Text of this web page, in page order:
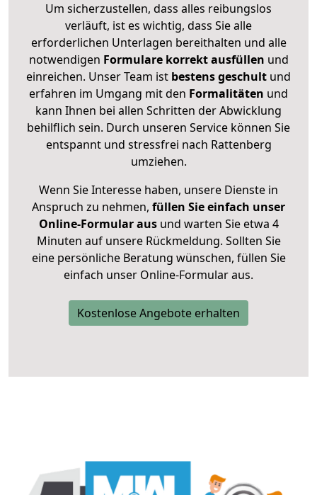
Um sicherzustellen, dass alles reibungslos
verläuft, ist es wichtig, dass Sie alle
erforderlichen Unterlagen bereithalten und alle
notwendigen Formulare korrekt ausfüllen und
einreichen. Unser Team ist bestens geschult und
erfahren im Umgang mit den Formalitäten und
kann Ihnen bei allen Schritten der Abwicklung
behilflich sein. Durch unseren Service können Sie
entspannt und stressfrei nach Rattenberg
umziehen.
Wenn Sie Interesse haben, unsere Dienste in
Anspruch zu nehmen, füllen Sie einfach unser
Online-Formular ausund warten Sie etwa 4
Minuten auf unsere Rückmeldung. Sollten Sie
eine persönliche Beratung wünschen, füllen Sie
einfach unser Online-Formular aus.
Kostenlose Angebote erhalten